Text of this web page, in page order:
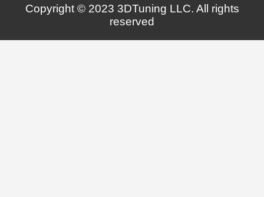
Copyright © 2023 3DTuning LLC. All rights
reserved